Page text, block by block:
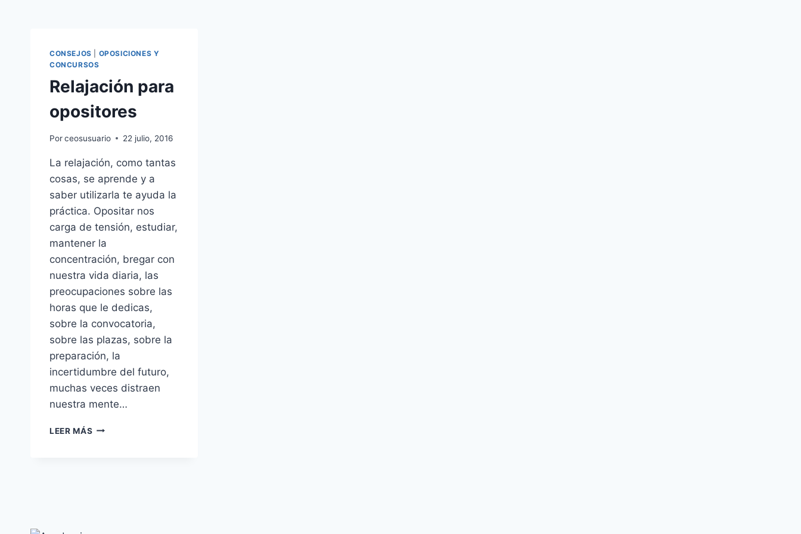
CONSEJOS
OPOSICIONES Y
CONCURSOS
Relajación para
opositores
Porceosusuario 22 julio, 2016
La relajación, como tantas
cosas, se aprende y a
saber utilizarla te ayuda la
práctica. Opositar nos
carga de tensión, estudiar,
mantener la
concentración, bregar con
nuestra vida diaria, las
preocupaciones sobre las
horas que le dedicas,
sobre la convocatoria,
sobre las plazas, sobre la
preparación, la
incertidumbre del futuro,
muchas veces distraen
nuestra mente…
LEER MÁS RELAJACIÓN